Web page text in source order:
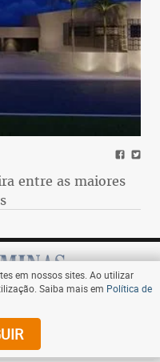
em nossos sites. Ao utilizar
Saiba mais em Política de
entre as maiores